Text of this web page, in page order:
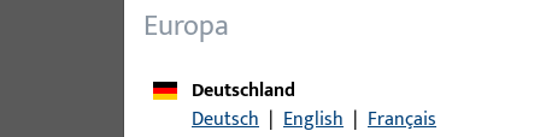
Europa
Deutschland
Deutsch | English | Français